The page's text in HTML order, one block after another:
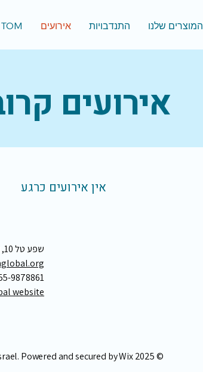
המוצרים שלנו התנדבויות אירועים TOM באקדמיה
אירועים
אין אירועים כרגע
שפע טל 10, תל אביב
9878861
website
© 2025 by TOM Israel. Powered and secured by
Wix